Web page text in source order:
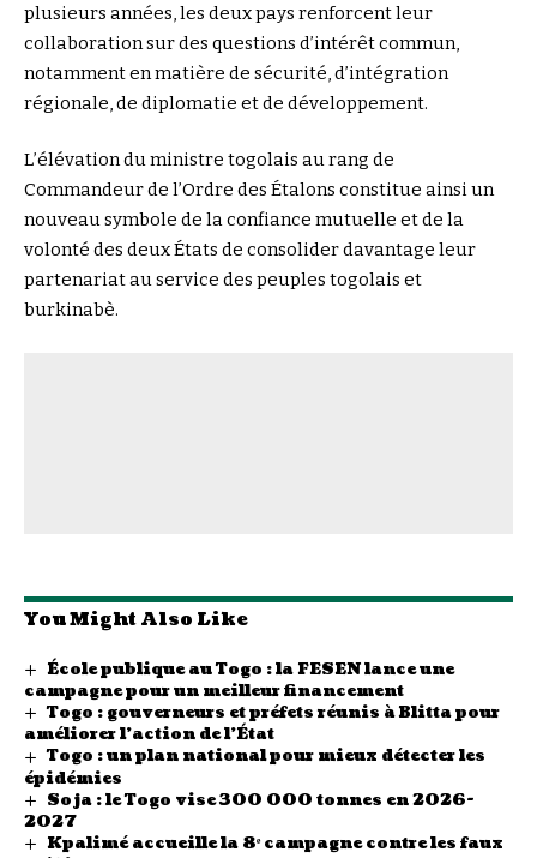
plusieurs années, les deux pays renforcent leur
collaboration sur des questions d’intérêt commun,
notamment en matière de sécurité, d’intégration
régionale, de diplomatie et de développement.
L’élévation du ministre togolais au rang de
Commandeur de l’Ordre des Étalons constitue ainsi un
nouveau symbole de la confiance mutuelle et de la
volonté des deux États de consolider davantage leur
partenariat au service des peuples togolais et
burkinabè.
You Might Also Like
École publique au Togo : la FESEN lance une
campagne pour un meilleur financement
Togo : gouverneurs et préfets réunis à Blitta pour
améliorer l’action de l’État
Togo : un plan national pour mieux détecter les
épidémies
Soja : le Togo vise 300 000 tonnes en 2026-
2027
Kpalimé accueille la 8ᵉ campagne contre les faux